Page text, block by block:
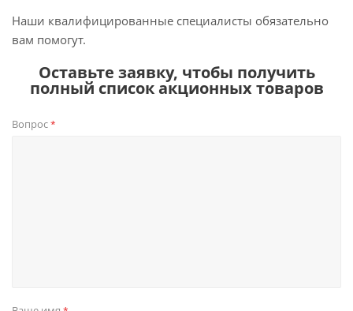
Наши квалифицированные специалисты обязательно
вам помогут.
Оставьте заявку, чтобы получить
полный список акционных товаров
Вопрос*